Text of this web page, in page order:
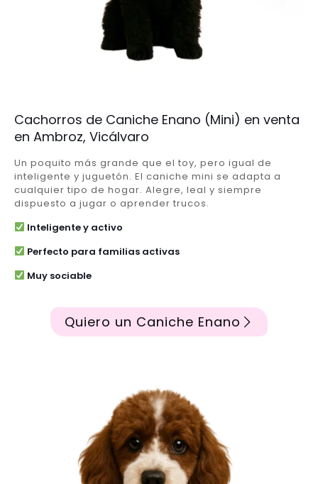
Cachorros de Caniche Enano (Mini) en venta
en Ambroz, Vicálvaro
Un poquito más grande que el toy, pero igual de
inteligente y juguetón. El caniche mini se adapta a
cualquier tipo de hogar. Alegre, leal y siempre
dispuesto a jugar o aprender trucos.
Inteligente y activo
Perfecto para familias activas
Muy sociable
Quiero un Caniche Enano